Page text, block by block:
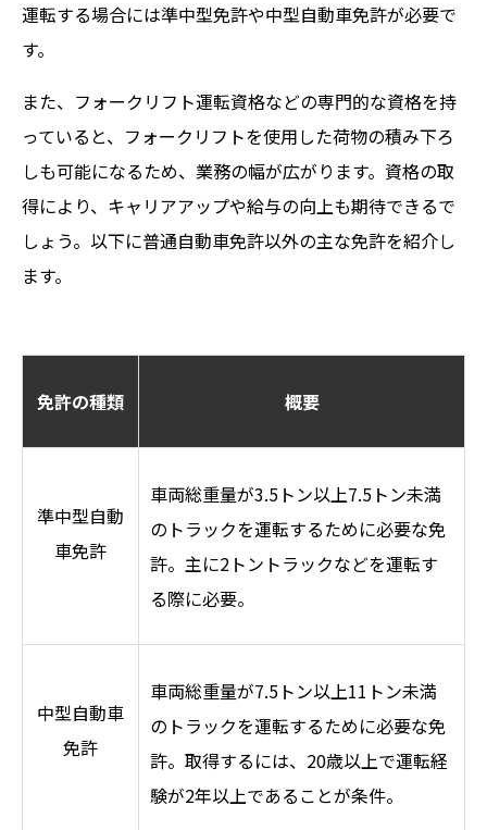
運転する場合には準中型免許や中型自動車免許が必要で
す。
また、フォークリフト運転資格などの専門的な資格を持
っていると、フォークリフトを使用した荷物の積み下ろ
しも可能になるため、業務の幅が広がります。資格の取
得により、キャリアアップや給与の向上も期待できるで
しょう。以下に普通自動車免許以外の主な免許を紹介し
ます。
免許の種類 概要
準中型自動
車免許
車両総重量が3.5トン以上7.5トン未満
のトラックを運転するために必要な免
許。主に2トントラックなどを運転す
る際に必要。
中型自動車
免許
車両総重量が7.5トン以上11トン未満
のトラックを運転するために必要な免
許。取得するには、20歳以上で運転経
験が2年以上であることが条件。